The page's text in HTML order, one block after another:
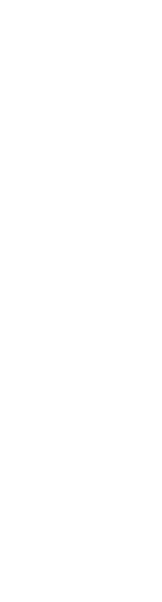
\right) = C^2
- C^2 x}}
x}}
- x}}
2 \cos
y &= \pm